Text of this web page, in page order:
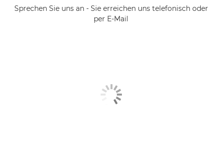
Sprechen Sie uns an - Sie erreichen uns telefonisch oder
per E-Mail